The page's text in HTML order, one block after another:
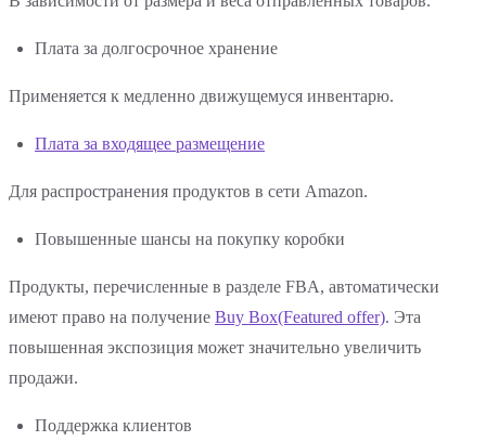
Плата за долгосрочное хранение
Применяется к медленно движущемуся инвентарю.
Плата за входящее размещение
Для распространения продуктов в сети Amazon.
Повышенные шансы на покупку коробки
Продукты, перечисленные в разделе FBA, автоматически
имеют право на получение Buy Box(Featured offer). Эта
повышенная экспозиция может значительно увеличить
продажи.
Поддержка клиентов